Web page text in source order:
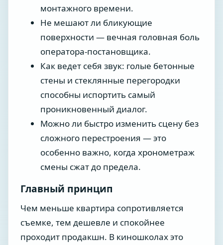
монтажного времени.
Не мешают ли бликующие
поверхности — вечная головная боль
оператора-постановщика.
Как ведет себя звук: голые бетонные
стены и стеклянные перегородки
способны испортить самый
проникновенный диалог.
Можно ли быстро изменить сцену без
сложного перестроения — это
особенно важно, когда хронометраж
смены сжат до предела.
Главный принцип
Чем меньше квартира сопротивляется
съемке, тем дешевле и спокойнее
проходит продакшн. В киношколах это